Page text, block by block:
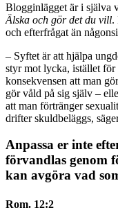
Blogginlägget är i själva
Älska och gör det du vill.
och efterfrågat än
– Syftet är att hjälpa
styr mot lycka, istället för
konsekvensen att man
gör våld på sig själv –
att man förtränger
drifter skuldbeläggs,
Anpassa er inte
förvandlas genom
kan avgöra vad
Rom. 12:2